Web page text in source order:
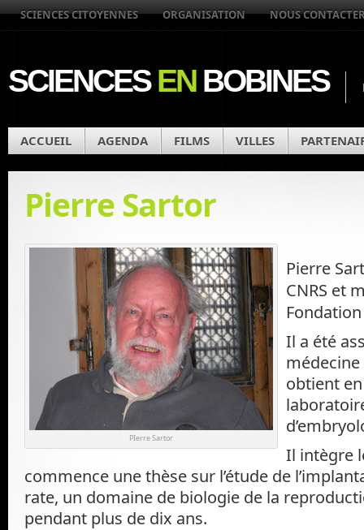
SCIENCES CITOYENNES ORGANISATION NOUS
SCIENCESENBOBINES
ACCUEIL AGENDA FILMS VILLES
Pierre Sartor
PIerre Sartor
Pierre
CNRS et
Il a été
obtient
Il intègre
commence une thèse sur l’étude de
rate, un domaine de biologie de la
pendant plus de dix ans.